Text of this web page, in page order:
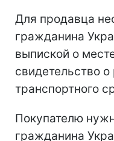
Для продавца
гражданина
выпиской о
свидетельство
транспортного
Покупателю
гражданина